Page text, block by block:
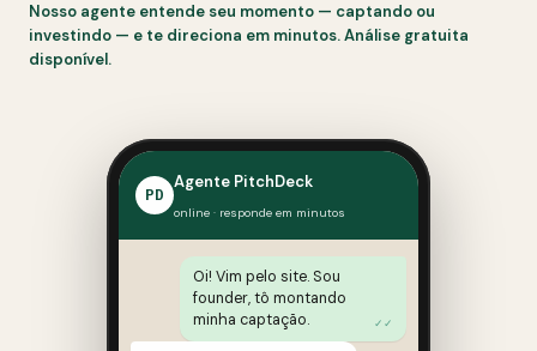
Nosso agente entende seu momento — captando ou
investindo — e te direciona em minutos. Análise gratuita
disponível.
PD
Agente PitchDeck
online · responde em minutos
Oi! Vim pelo site. Sou
founder, tô montando
minha captação.
✓✓